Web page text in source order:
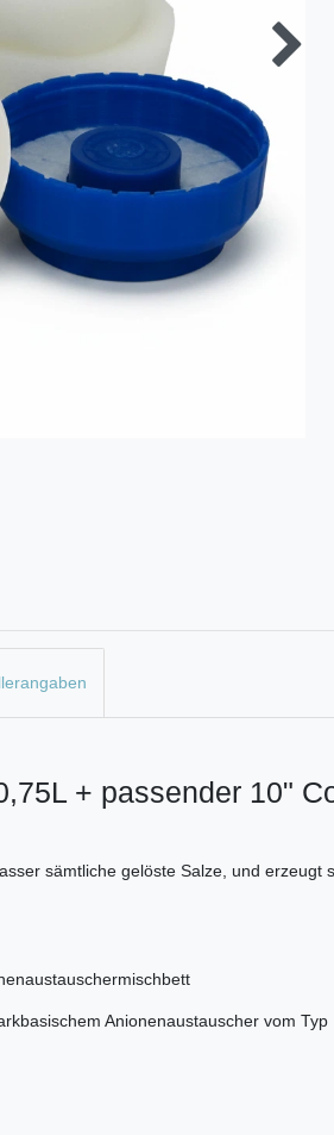
+ passender 10"
sämtliche gelöste Salze, und
Anionenaustauscher vom Typ